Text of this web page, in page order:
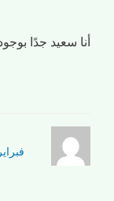
أنا سعيد جدًا
فبراير 25, 2023